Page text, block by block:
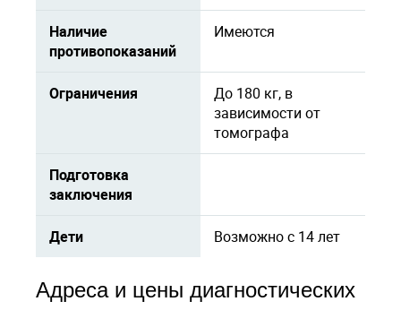
Наличие
противопоказаний
Имеются
Ограничения
До 180 кг, в
зависимости от
томографа
Подготовка
заключения
Дети Возможно с 14 лет
Адреса и цены диагностических